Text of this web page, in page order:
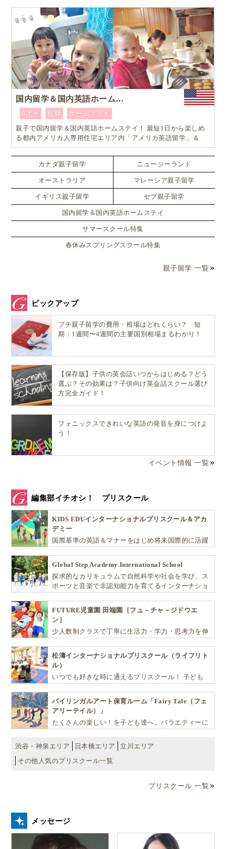
国内留学＆国内英語ホームステイ
0才〜 短期
ホームステイ
親子で国内留学＆国内英語ホームステイ！ 最短1日から楽しめ
る都内アメリカ人専用住宅エリア内「アメリカ英語留学」＆
「ホームステイ体験」プログラム！
カナダ親子留学 ニュージーランド
オーストラリア マレーシア親子留学
イギリス親子留学 セブ親子留学
国内留学＆国内英語ホームステイ
サマースクール特集
春休みスプリングスクール特集
親子留学 一覧
ピックアップ
プチ親子留学の費用・相場はどれくらい？ 短
期：1週間〜4週間の主要国別相場まるわかり！
【保存版】子供の英会話いつからはじめる？どう
選ぶ？その効果は？子供向け英会話スクール選び
方完全ガイド！
フォニックスできれいな英語の発音を身につけよ
う！
イベント情報 一覧
編集部イチオシ！ プリスクール
KIDS EDUインターナショナルプリスクール＆アカ
デミー
国際基準の英語＆マナーをはじめ将来国際的に活躍
貫して学べる充実のカリキュラムが魅力です
Global Step Academy International School
探求的なカリキュラムで自然科学や社会を学び、ス
ポーツと音楽で非認知能力を育てるインターナショ
FUTURE児童園 田端園［フュ－チャ－ジドウエ
ン］
少人数制クラスで丁寧に生活力・学力・思考力を伸
松濤インターナショナルプリスクール（ライフリト
ル）
いつでも好きな時に通えるプリスクール！ 子ども
自ら進んで学ぶこと、考える力を育みます
バイリンガルアート保育ルーム「Fairy Tale（フェ
アリーテイル）」
たくさんの楽しい！を子ども達へ。バラエティーに
『生きる力』を育てます。
渋谷・神泉エリア 日本橋エリア
立川エリア
その他人気のプリスクール一覧
プリスクール 一覧
メッセージ